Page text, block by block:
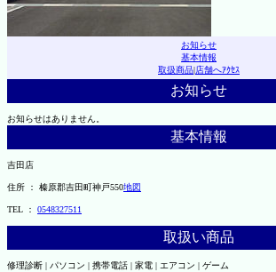
お知らせ
基本情報
取扱商品|店舗へｱｸｾｽ
お知らせ
お知らせはありません。
基本情報
吉田店
住所 ： 榛原郡吉田町神戸550地図
TEL ： 0548327511
取扱い商品
修理診断 | パソコン | 携帯電話 | 家電 | エアコン | ゲーム